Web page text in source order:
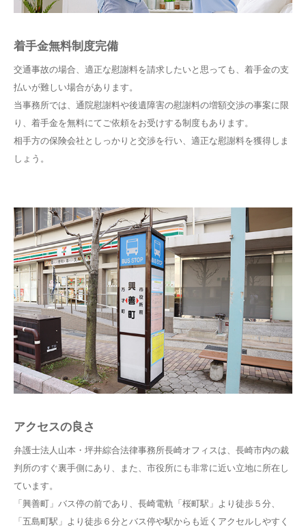
着手金無料制度完備
交通事故の場合、適正な慰謝料を請求したいと思っても、着手金の支
払いが難しい場合があります。
当事務所では、通院慰謝料や後遺障害の慰謝料の増額交渉の事案に限
り、着手金を無料にてご依頼をお受けする制度もあります。
相手方の保険会社としっかりと交渉を行い、適正な慰謝料を獲得しま
しょう。
アクセスの良さ
弁護士法人山本・坪井綜合法律事務所長崎オフィスは、長崎市内の裁
判所のすぐ裏手側にあり、また、市役所にも非常に近い立地に所在し
ています。
「興善町」バス停の前であり、長崎電軌「桜町駅」より徒歩５分、
「五島町駅」より徒歩６分とバス停や駅からも近くアクセルしやすく